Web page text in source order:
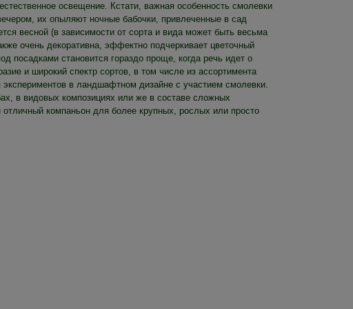
освещение. Кстати, важная особенность смолевки
их опыляют ночные бабочки, привлеченные в сад
весной (в зависимости от сорта и вида может быть весьма
очень декоративна, эффектно подчеркивает цветочный
посадками становится гораздо проще, когда речь идет о
и широкий спектр сортов, в том числе из ассортимента
в ландшафтном дизайне с участием смолевки.
в видовых композициях или же в составе сложных
компаньон для более крупных, рослых или просто